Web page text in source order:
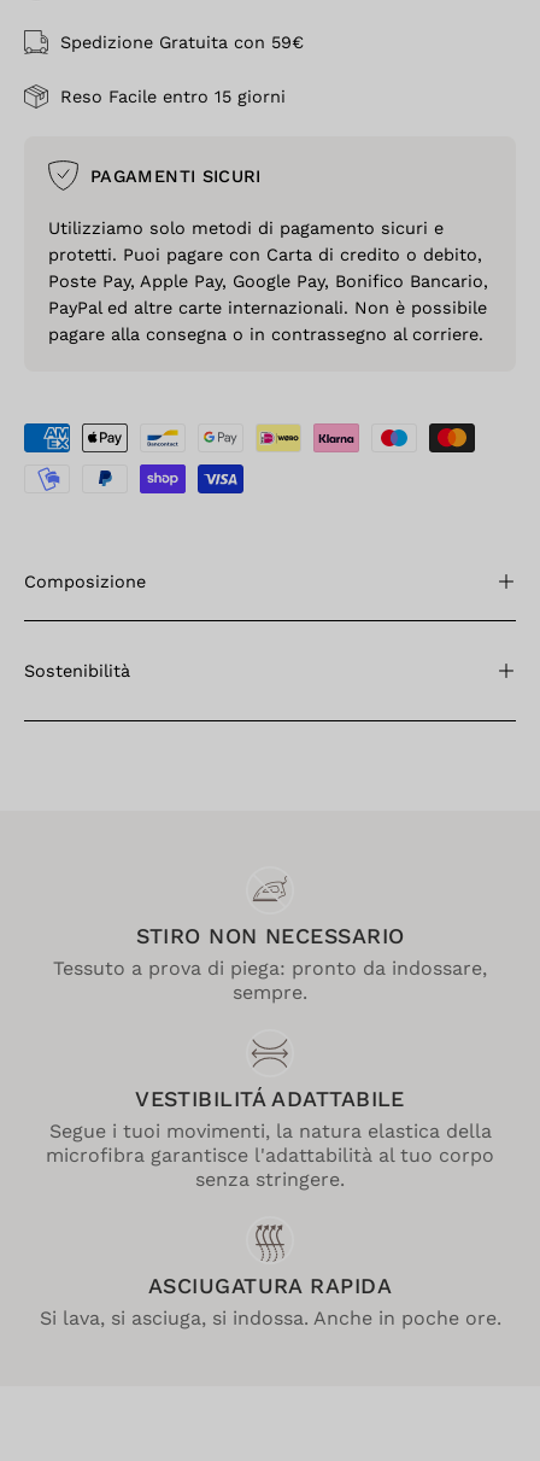
Spedizione Gratuita con 59€
Reso Facile entro 15 giorni
PAGAMENTI SICURI
Utilizziamo solo metodi di pagamento sicuri e
protetti. Puoi pagare con Carta di credito o debito,
Poste Pay, Apple Pay, Google Pay, Bonifico Bancario,
PayPal ed altre carte internazionali. Non è possibile
pagare alla consegna o in contrassegno al corriere.
Composizione
Sostenibilità
STIRO NON NECESSARIO
Tessuto a prova di piega: pronto da indossare,
sempre.
VESTIBILITÁ ADATTABILE
Segue i tuoi movimenti, la natura elastica della
microfibra garantisce l'adattabilità al tuo corpo
senza stringere.
ASCIUGATURA RAPIDA
Si lava, si asciuga, si indossa. Anche in poche ore.